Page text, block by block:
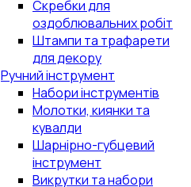
Скребки для
оздоблювальних робіт
Штампи та трафарети
для декору
Ручний інструмент
Набори інструментів
Молотки, киянки та
кувалди
Шарнірно-губцевий
інструмент
Викрутки та набори